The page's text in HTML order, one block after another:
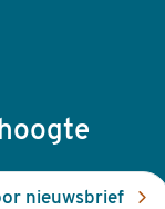
nieuwsbrief